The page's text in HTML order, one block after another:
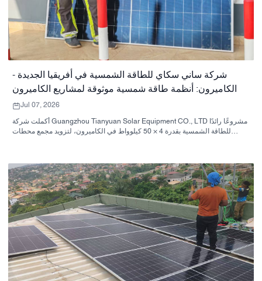
شركة ساني سكاي للطاقة الشمسية في أفريقيا الجديدة -
الكاميرون: أنظمة طاقة شمسية موثوقة لمشاريع الكاميرون
Jul 07, 2026
أكملت شركة Guangzhou Tianyuan Solar Equipment CO., LTD مشروعًا رائدًا
للطاقة الشمسية بقدرة 4 × 50 كيلوواط في الكاميرون، لتزويد مجمع محطات